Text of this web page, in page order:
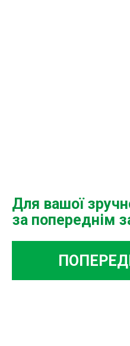
Для вашої
за попереднім